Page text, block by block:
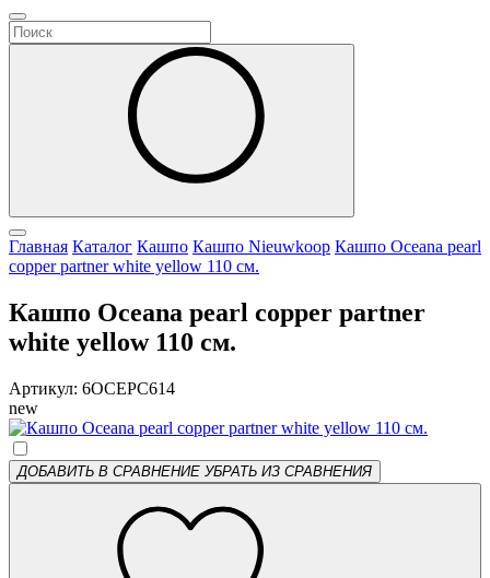
Главная Каталог Кашпо Кашпо Nieuwkoop Кашпо Oceana pearl
copper partner white yellow 110 см.
Кашпо Oceana pearl copper partner
white yellow 110 см.
Артикул: 6OCEPC614
new
ДОБАВИТЬ В СРАВНЕНИЕ УБРАТЬ ИЗ СРАВНЕНИЯ